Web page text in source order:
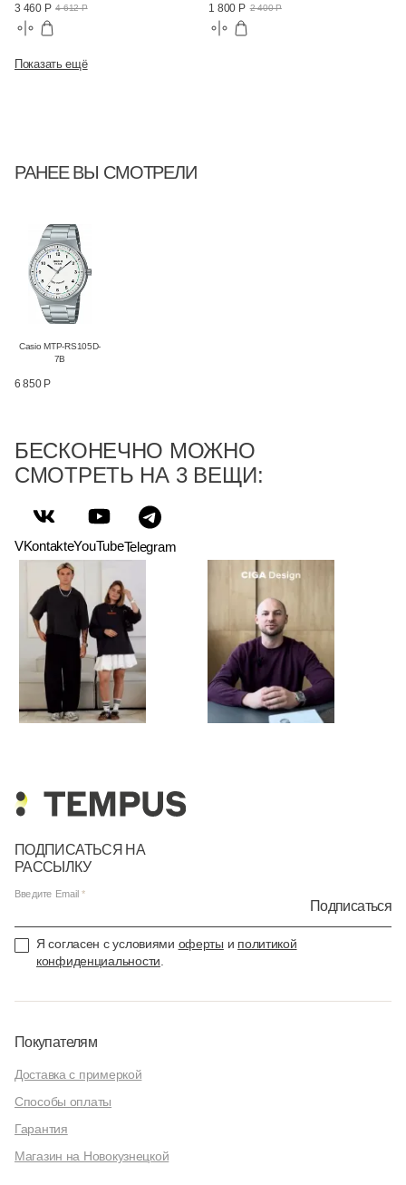
3 460 Р 4 612 Р
1 800 Р 2 400 Р
Показать ещё
РАНЕЕ ВЫ СМОТРЕЛИ
Casio MTP-RS105D-
7B
6 850 Р
БЕСКОНЕЧНО МОЖНО
СМОТРЕТЬ НА 3 ВЕЩИ:
VKontakteYouTubeTelegram
ПОДПИСАТЬСЯ НА
РАССЫЛКУ
Введите Email
Подписаться
Я согласен с условиями оферты и политикой
конфиденциальности
Покупателям
Доставка с примеркой
Способы оплаты
Гарантия
Магазин на Новокузнецкой